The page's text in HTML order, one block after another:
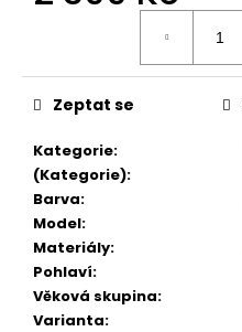
Kategorie:
(Kategorie):
Barva:
Model:
Materiály:
Pohlaví:
Věková skupina:
Varianta:
Zeptat se